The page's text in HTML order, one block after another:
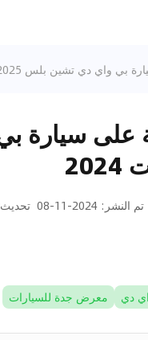
بلس 2025: معرض جدة للسيارات 2024
تم النشر :
2024-11-08 تحديث
دي معرض جدة للسيارات